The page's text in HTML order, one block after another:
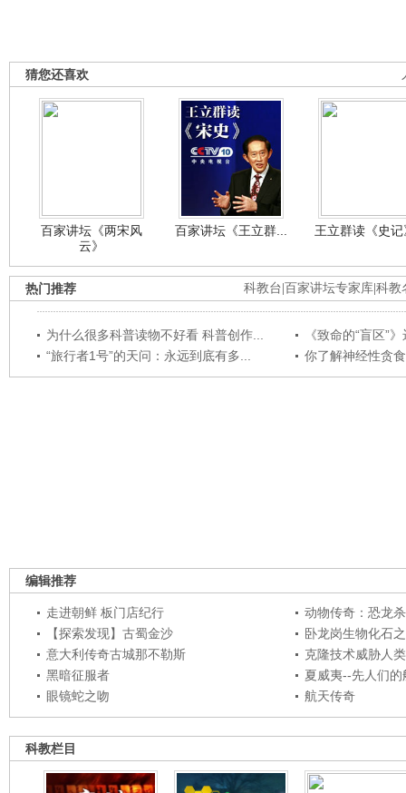
猜您还喜欢
百家讲坛《两宋风
云》
百家讲坛《王立群... 王立群读《史
科教台 百家讲坛专家库 科教
热门推荐
为什么很多科普读物不好看 科普创作...
《致命的“盲区”
“旅行者1号”的天问：永远到底有多...
你了解神经性贪
编辑推荐
走进朝鲜 板门店纪行
动物传奇：恐龙
【探索发现】古蜀金沙
卧龙岗生物化石
意大利传奇古城那不勒斯
克隆技术威胁人
黑暗征服者
夏威夷--先人们的
眼镜蛇之吻
航天传奇
科教栏目